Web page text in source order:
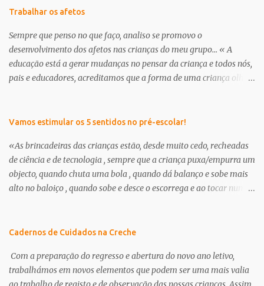
Trabalhar os afetos
Sempre que penso no que faço, analiso se promovo o
desenvolvimento dos afetos nas crianças do meu grupo... « A
educação está a gerar mudanças no pensar da criança e todos nós,
pais e educadores, acreditamos que a forma de uma criança olhar
“nova” infância. Uma infância que tem de respeitar os seus
através da brincadeira, desenvolver os seus afetos tanto com as
suas outras potencialidades.» in, projeto curricular de sala ano
2012/13, educadora Milena Branco Continuamos a encontrar dias
específicos para abordar a amizade, o outro, enfim, cada um dá-
amigo? O que se dá/recebe de um amigo? Deixo-vos hoje algumas
Vamos estimular os 5 sentidos no pré-escolar!
«As brincadeiras das crianças estão, desde muito cedo, recheadas
de ciência e de tecnologia , sempre que a criança puxa/empurra um
objecto, quando chuta uma bola , quando dá balanço e sobe mais
alto no baloiço , quando sobe e desce o escorrega e ao tocar num
quando prova uma goma e sente como é doce, ou quando pega um
o faz lembrar-se da sua mãe, ou perante o ar frio sente as mãos
geladas, ela está a aprender .… As aprendizagens que a criança
Cadernos de Cuidados na Creche
Com a preparação do regresso e abertura do novo ano letivo,
trabalhámos em novos elementos que podem ser uma mais valia